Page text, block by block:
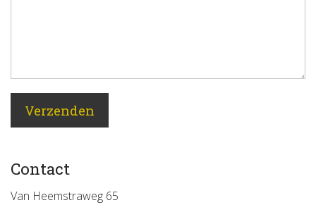
Contact
Van Heemstraweg 65